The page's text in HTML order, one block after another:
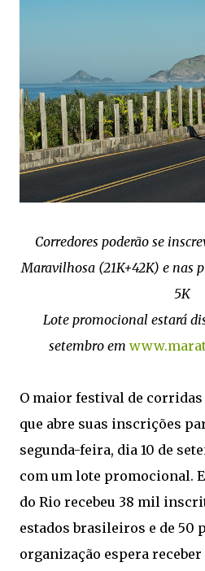
Corredores poderão se
Maravilhosa (21K+42K) e nas
5K
Lote promocional estará
setembro em
O maior festival de
que abre suas inscrições
segunda-feira, dia 10 de
com um lote promocional.
do Rio recebeu 38 mil
estados brasileiros e de 50
organização espera